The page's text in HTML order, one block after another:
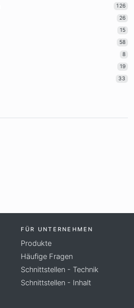
126
26
15
58
8
19
33
FÜR UNTERNEHMEN
Produkte
Häufige Fragen
Schnittstellen - Technik
Schnittstellen - Inhalt